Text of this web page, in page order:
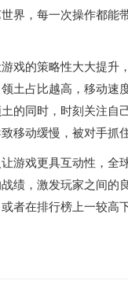
界，每一次操作都能
戏的策略性大大提升
土占比越高，移动速
的同时，时刻关注自
移动缓慢，被对手抓
游戏更具互动性，全
绩，激发玩家之间的
者在排行榜上一较高